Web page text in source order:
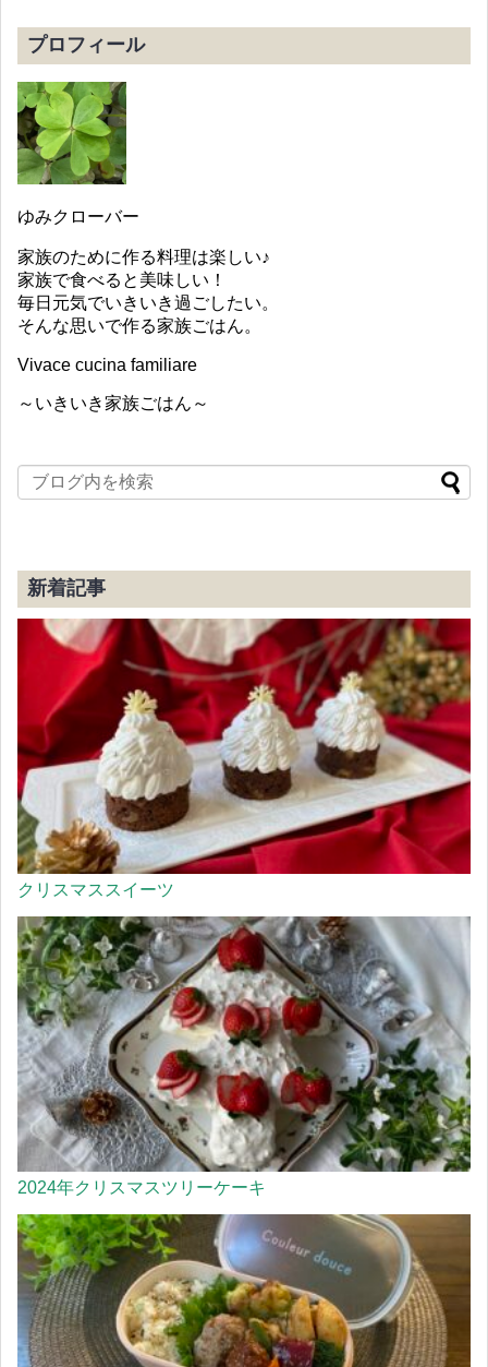
プロフィール
ゆみクローバー
家族のために作る料理は楽しい♪
家族で食べると美味しい！
毎日元気でいきいき過ごしたい。
そんな思いで作る家族ごはん。
Vivace cucina familiare
～いきいき家族ごはん～
新着記事
クリスマススイーツ
2024年クリスマスツリーケーキ